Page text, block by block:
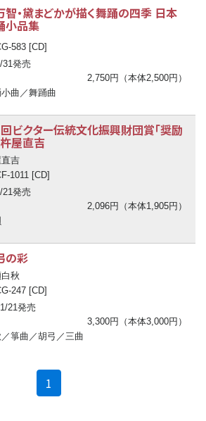
智・黛まどかが描く舞踊の四季 日本
小品集
583 [CD]
31発売
2,750円（本体2,500円）
曲／舞踊曲
ビクター伝統文化振興財団賞「奨励
杵屋直吉
吉
1011 [CD]
21発売
2,096円（本体1,905円）
の彩
秋
247 [CD]
21発売
3,300円（本体3,000円）
箏曲／胡弓／三曲
1